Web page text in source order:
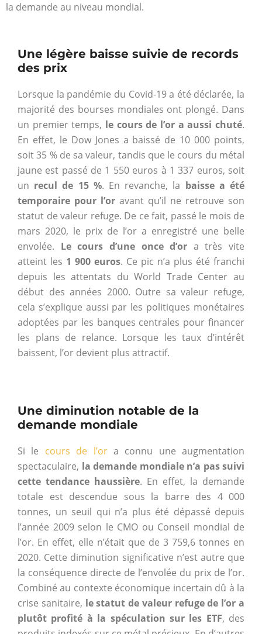
la demande au niveau mondial.
Une légère baisse suivie de records
des prix
Lorsque la pandémie du Covid-19 a été déclarée, la
majorité des bourses mondiales ont plongé. Dans
un premier temps, le cours de l’or a aussi chuté.
En effet, le Dow Jones a baissé de 10 000 points,
soit 35 % de sa valeur, tandis que le cours du métal
jaune est passé de 1 550 euros à 1 337 euros, soit
un recul de 15 %. En revanche, la baisse a été
temporaire pour l’or avant qu’il ne retrouve son
statut de valeur refuge. De ce fait, passé le mois de
mars 2020, le prix de l’or a enregistré une belle
envolée. Le cours d’une once d’or a très vite
atteint les 1 900 euros. Ce pic n’a plus été franchi
depuis les attentats du World Trade Center au
début des années 2000. Outre sa valeur refuge,
cela s’explique aussi par les politiques monétaires
adoptées par les banques centrales pour financer
les plans de relance. Lorsque les taux d’intérêt
baissent, l’or devient plus attractif.
Une diminution notable de la
demande mondiale
Si le cours de l’ora connu une augmentation
spectaculaire, la demande mondiale n’a pas suivi
cette tendance haussière. En effet, la demande
totale est descendue sous la barre des 4 000
tonnes, un seuil qui n’a plus été dépassé depuis
l’année 2009 selon le CMO ou Conseil mondial de
l’or. En effet, elle n’était que de 3 759,6 tonnes en
2020. Cette diminution significative n’est autre que
la conséquence directe de l’envolée du prix de l’or.
Combiné au contexte économique incertain dû à la
crise sanitaire, le statut de valeur refuge de l’or a
plutôt profité à la spéculation sur les ETF, des